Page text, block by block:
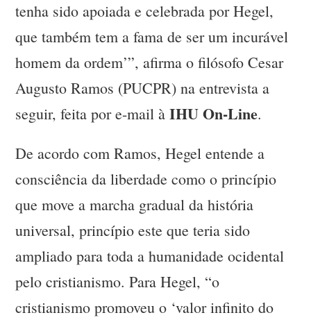
tenha sido apoiada e celebrada por Hegel,
que também tem a fama de ser um incurável
homem da ordem’”, afirma o filósofo Cesar
Augusto Ramos (PUCPR) na entrevista a
seguir, feita por e-mail àIHU On-Line.
De acordo com Ramos, Hegel entende a
consciência da liberdade como o princípio
que move a marcha gradual da história
universal, princípio este que teria sido
ampliado para toda a humanidade ocidental
pelo cristianismo. Para Hegel, “o
cristianismo promoveu o ‘valor infinito do